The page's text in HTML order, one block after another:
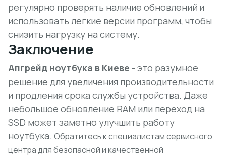
регулярно проверять наличие обновлений и
использовать легкие версии программ, чтобы
снизить нагрузку на систему.
Заключение
Апгрейд ноутбука в Киеве - это разумное
решение для увеличения производительности
и продления срока службы устройства. Даже
небольшое обновление RAM или переход на
SSD может заметно улучшить работу
ноутбука. Обратитесь к специалистам сервисного
центра для безопасной и качественной